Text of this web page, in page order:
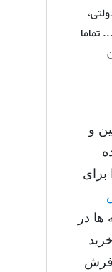
تماما
و
ها در
فرش